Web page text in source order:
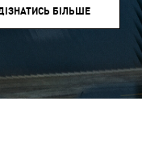
БІЛЬШЕ